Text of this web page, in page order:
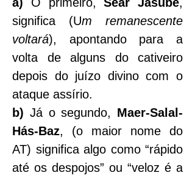
significa (Um remanescente
voltará), apontando para a
volta de alguns do cativeiro
depois do juízo divino com o
ataque assírio.
b) Já o segundo, Maer-Salal-
Hás-Baz, (o maior nome do
AT) significa algo como “rápido
até os despojos” ou “veloz é a